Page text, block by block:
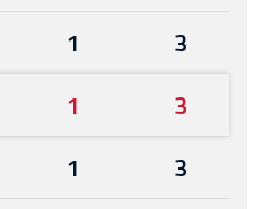
1
3
1
3
1
3